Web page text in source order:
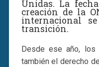
Unidas. La
creación de la
internacional
transición.
Desde ese año, los
también el derecho